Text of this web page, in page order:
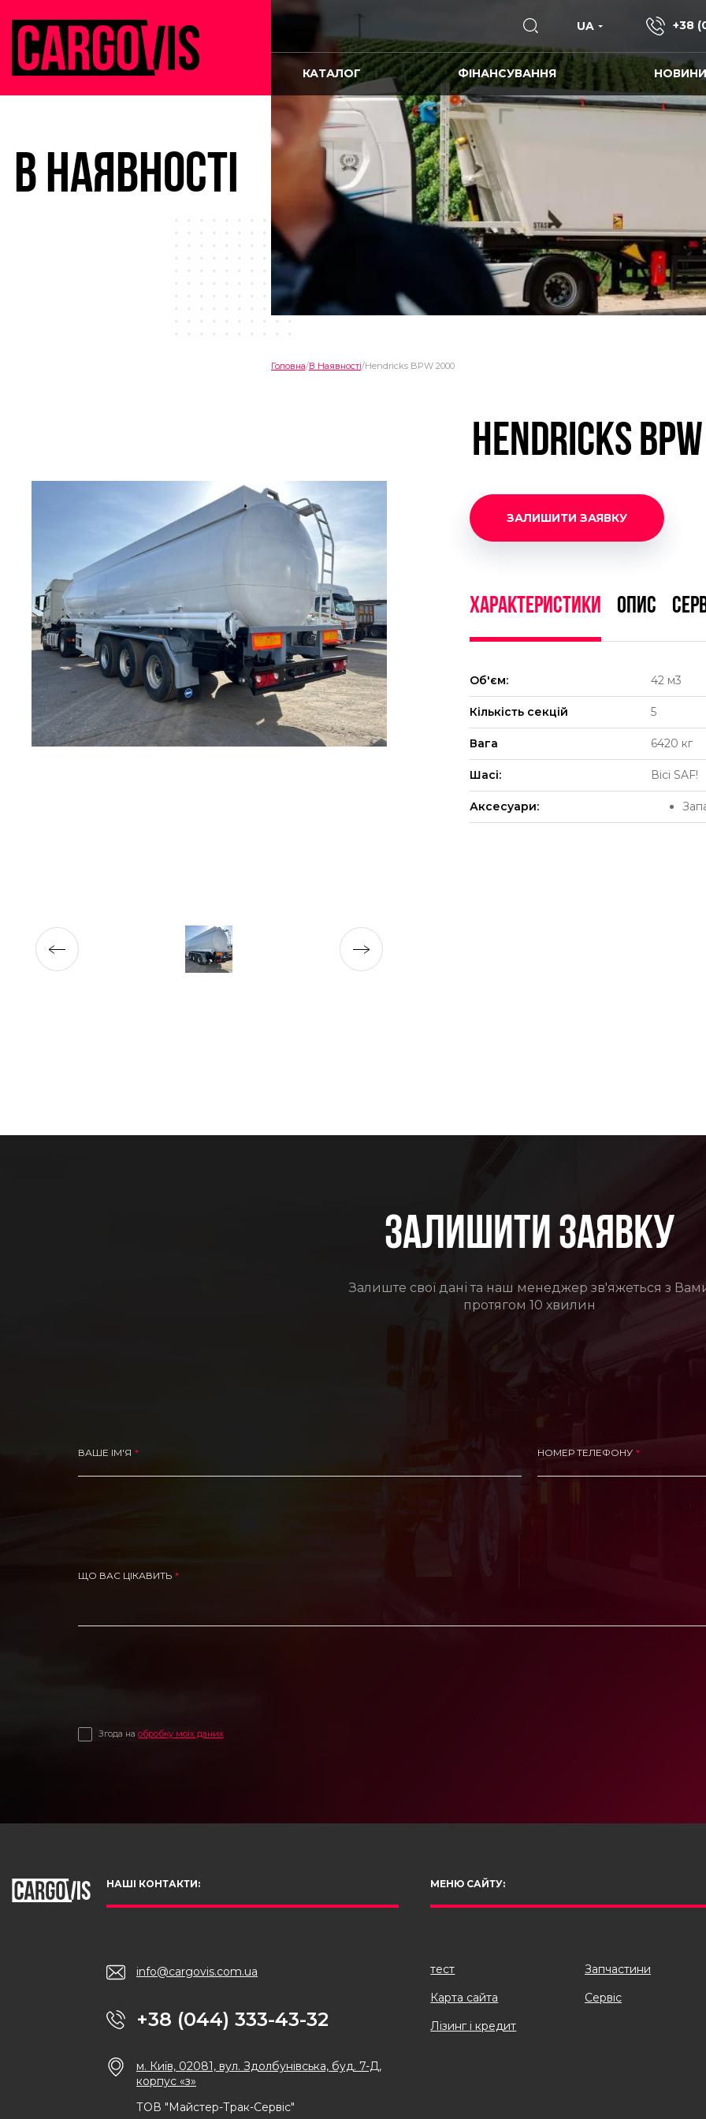
UA +38
КАТАЛОГ ФІНАНСУВАННЯ НОВИНИ
Головна В Наявності Hendricks BPW 2000
В НАЯВНОСТІ
HENDRICKS
ЗАЛИШИТИ ЗАЯВКУ
ХАРАКТЕРИСТИКИ ОПИС
Об'єм: 42 м3
Кількість секцій 5
Вага 6420 кг
Шасі: Вісі SAF!
Аксесуари:
ЗАЛИШИТИ ЗАЯВКУ
Залиште свої дані та наш менеджер зв'яжеться з
протягом 10 хвилин
ВАШЕ ІМ'Я НОМЕР ТЕЛЕФОНУ
ЩО ВАС ЦІКАВИТЬ
Згода на обробку моїх даних
НАШІ КОНТАКТИ:
info@cargovis.com.ua
+38 (044) 333-43-32
м. Київ, 02081, вул. Здолбунівська, буд. 7-Д,
корпус «з»
ТОВ "Майстер-Трак-Сервіс"
МЕНЮ САЙТУ:
тест
Запчастини
Карта сайта
Сервіс
Лізинг і кредит